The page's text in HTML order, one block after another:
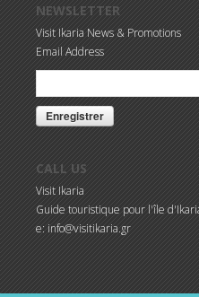
NEWSLETTER
Visit Ikaria News & Promotions
Email Address
CALL US
Visit Ikaria
Guide touristique pour l'île
e: info@visitikaria.gr